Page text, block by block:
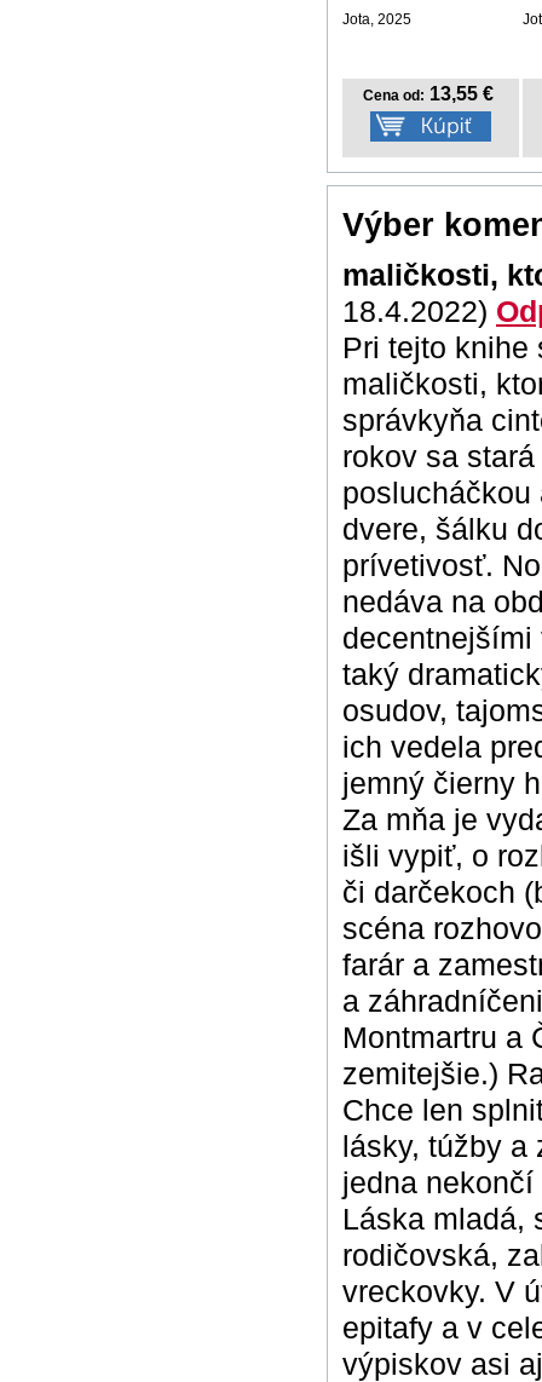
Jota, 2025
Cena od: 13,55 €
Výber
maličkosti,
18.4.2022)
Pri tejto
maličkosti,
správkyňa
rokov sa
dvere, šálku
prívetivosť.
nedáva na
decentnejšími
taký
osudov,
ich vedela
jemný čierny
Za mňa je
išli vypiť, o
či darčekoch
scéna
farár a
a
Montmartru a
zemitejšie.)
Chce len
lásky, túžby a
jedna
Láska mladá,
rodičovská,
vreckovky. V
epitafy a v
výpiskov asi